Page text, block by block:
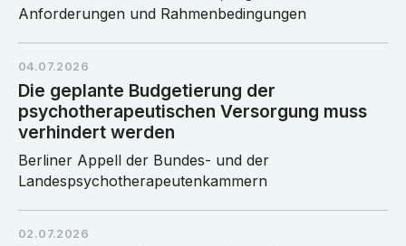
Anforderungen und Rahmenbedingungen
04.07.2026
Die geplante Budgetierung der
psychotherapeutischen Versorgung muss
verhindert werden
Berliner Appell der Bundes- und der
Landespsychotherapeutenkammern
02.07.2026